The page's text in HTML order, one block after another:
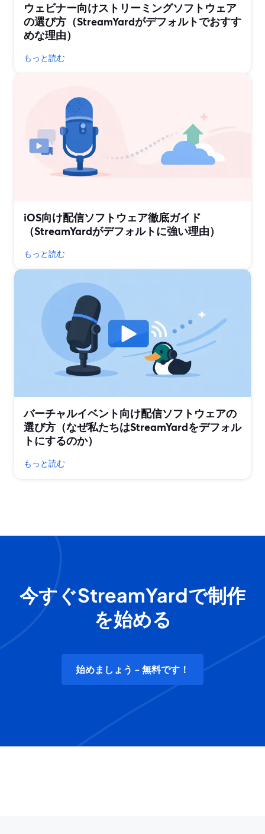
ウェビナー向けストリーミングソフトウェア
の選び方（StreamYardがデフォルトでおすす
めな理由）
もっと読む
iOS向け配信ソフトウェア徹底ガイド
（StreamYardがデフォルトに強い理由）
もっと読む
バーチャルイベント向け配信ソフトウェアの
選び方（なぜ私たちはStreamYardをデフォル
トにするのか）
もっと読む
今すぐStreamYardで制作
を始める
始めましょう - 無料です！